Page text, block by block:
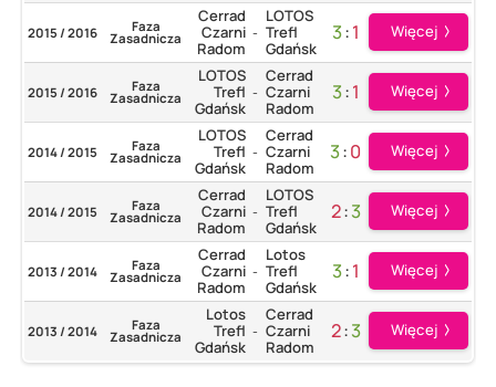
2015 / 2016 Faza
Zasadnicza
Cerrad
Czarni
Radom
-
LOTOS
Trefl
Gdańsk
3:1 Więcej
2015 / 2016 Faza
Zasadnicza
LOTOS
Trefl
Gdańsk
-
Cerrad
Czarni
Radom
3:1 Więcej
2014 / 2015 Faza
Zasadnicza
LOTOS
Trefl
Gdańsk
-
Cerrad
Czarni
Radom
3:0 Więcej
2014 / 2015 Faza
Zasadnicza
Cerrad
Czarni
Radom
-
LOTOS
Trefl
Gdańsk
2:3 Więcej
2013 / 2014 Faza
Zasadnicza
Cerrad
Czarni
Radom
-
Lotos
Trefl
Gdańsk
3:1 Więcej
2013 / 2014 Faza
Zasadnicza
Lotos
Trefl
Gdańsk
-
Cerrad
Czarni
Radom
2:3 Więcej